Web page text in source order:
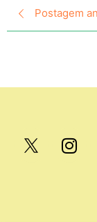
Postagem